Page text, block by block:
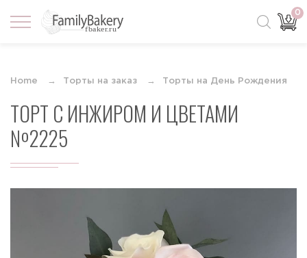
0
Home Торты на заказ Торты на День Рождения
ТОРТ С ИНЖИРОМ И ЦВЕТАМИ
№2225